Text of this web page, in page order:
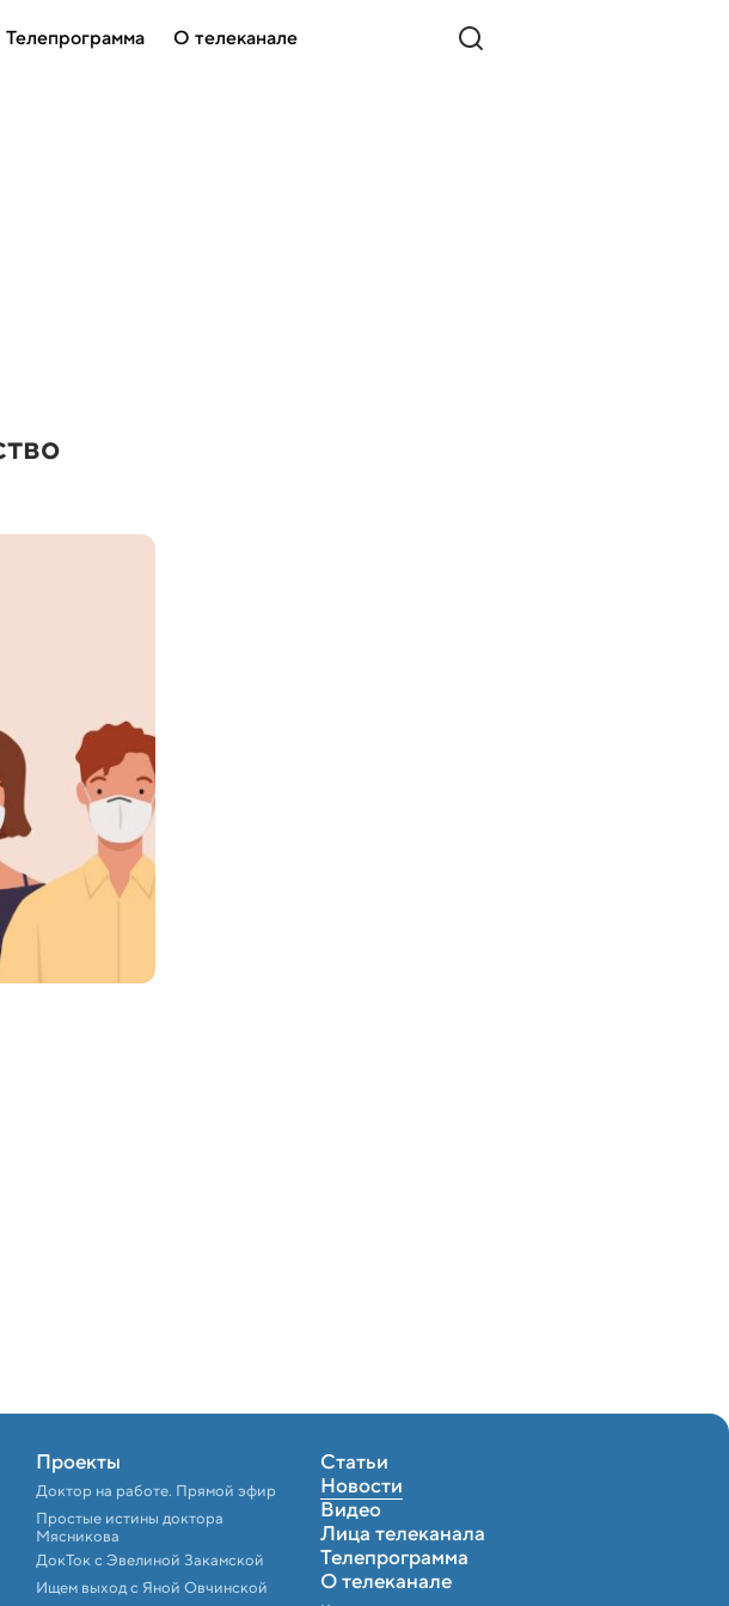
Телепрограмма О телеканале
Проекты
Доктор на работе. Прямой эфир
Простые истины доктора
Мясникова
ДокТок с Эвелиной Закамской
Ищем выход с Яной Овчинской
Статьи
Новости
Видео
Лица телеканала
Телепрограмма
О телеканале